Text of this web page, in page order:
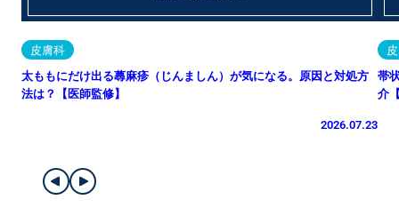
皮膚科
太ももにだけ出る蕁麻疹（じんましん）が気になる。原因と対処方
法は？【医師監修】
2026.07.23
帯
介